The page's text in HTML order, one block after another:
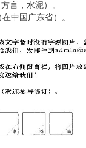
言，水泥）。
中国广东省）。